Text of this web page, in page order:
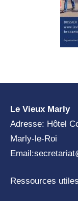
Le Vieux Marly
Adresse: Hôtel
Marly-le-Roi
Email:
Ressources